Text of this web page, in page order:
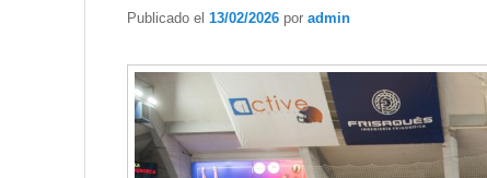
Publicado el 13/02/2026 por admin